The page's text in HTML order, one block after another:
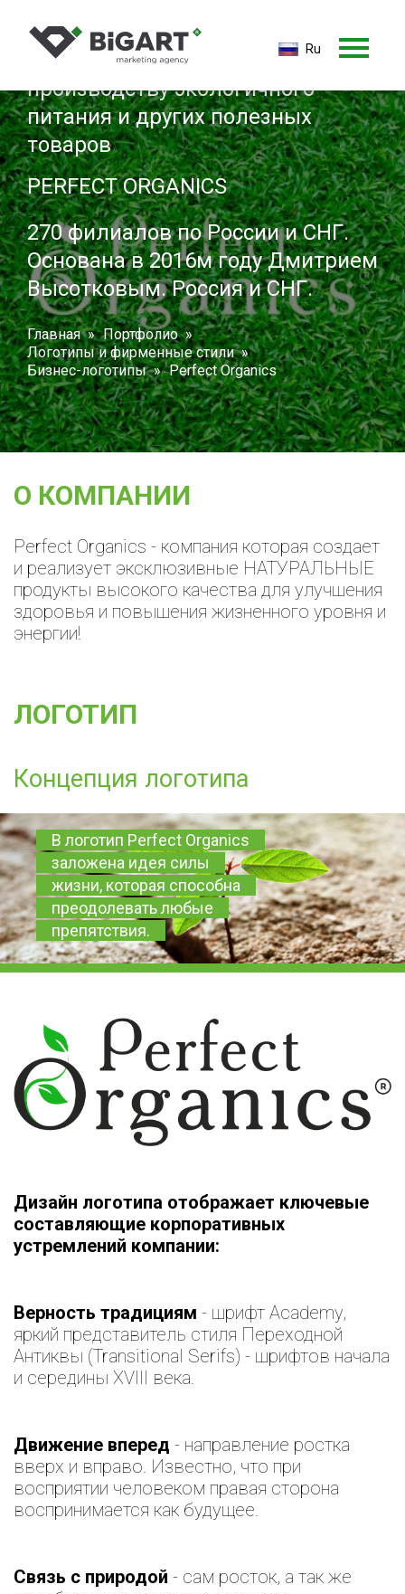
Ru
En
Международная компания по
производству экологичного
питания и других полезных
товаров
PERFECT ORGANICS
270 филиалов по России и СНГ.
Основана в 2016м году Дмитрием
Высотковым. Россия и СНГ.
Главная
Портфолио
Логотипы и фирменные стили
Бизнес-логотипы
Perfect Organics
О КОМПАНИИ
Perfect Organics - компания которая создает
и реализует эксклюзивные НАТУРАЛЬНЫЕ
продукты высокого качества для улучшения
здоровья и повышения жизненного уровня и
энергии!
ЛОГОТИП
Концепция логотипа
В логотип Perfect Organics
заложена идея силы
жизни, которая способна
преодолевать любые
препятствия.
Дизайн логотипа отображает ключевые
составляющие корпоративных
устремлений компании:
Верность традициям - шрифт Academy,
яркий представитель стиля Переходной
Антиквы (Transitional Serifs) - шрифтов начала
и середины XVIII века.
Движение вперед - направление ростка
вверх и вправо. Известно, что при
восприятии человеком правая сторона
воспринимается как будущее.
Связь с природой - сам росток, а так же